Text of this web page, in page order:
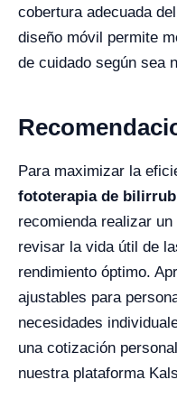
cobertura adecuada
diseño móvil permite
de cuidado según sea
Para maximizar la
fototerapia de
recomienda realizar
revisar la vida útil de
rendimiento óptimo.
ajustables para
necesidades
una cotización
nuestra plataforma